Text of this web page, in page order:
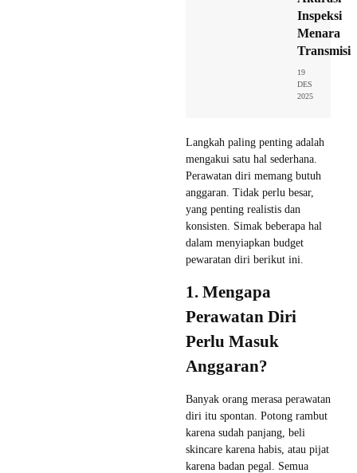
Inspeksi
Menara
Transmisi
19
DES
2025
Langkah paling penting adalah
mengakui satu hal sederhana.
Perawatan diri memang butuh
anggaran. Tidak perlu besar,
yang penting realistis dan
konsisten. Simak beberapa hal
dalam menyiapkan budget
pewaratan diri berikut ini.
1. Mengapa
Perawatan Diri
Perlu Masuk
Anggaran?
Banyak orang merasa perawatan
diri itu spontan. Potong rambut
karena sudah panjang, beli
skincare karena habis, atau pijat
karena badan pegal. Semua